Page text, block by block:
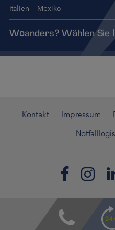
Italien Mexiko
Woanders? Wählen Sie
Kontakt Impressum